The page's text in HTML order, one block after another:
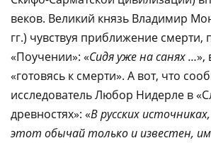
веков. Великий князь Владимир
гг.) чувствуя приближение смерти,
«Поучении»: «Сидя уже на санях …»,
«готовясь к смерти». А вот, что
исследователь Любор Нидерле в
древностях»: «В русских
этот обычай только и известен,